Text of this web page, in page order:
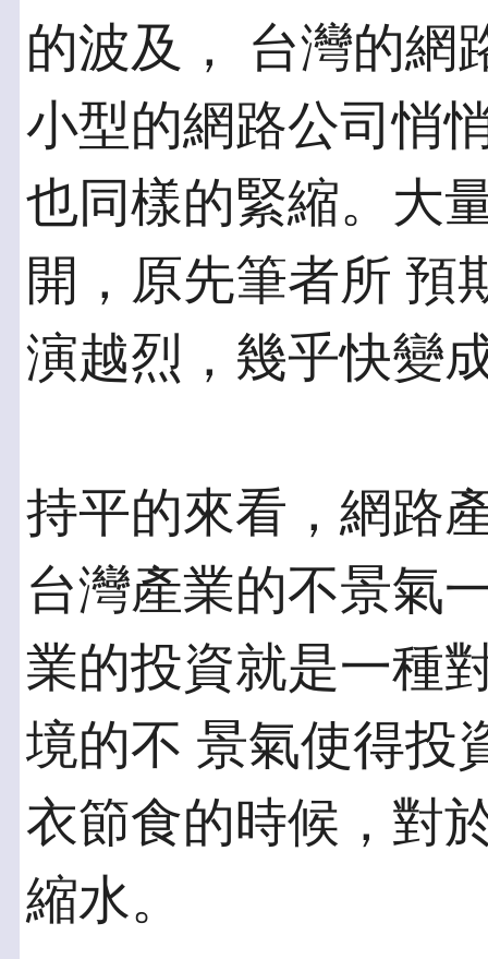
的波及， 台灣的網
小型的網路公司悄
也同樣的緊縮。大
開，原先筆者所 預
演越烈，幾乎快變
持平的來看，網路
台灣產業的不景氣
業的投資就是一種
境的不 景氣使得投
衣節食的時候，對
縮水。